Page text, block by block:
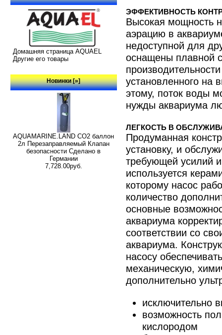
Домашняя страница AQUAEL
Другие его товары
Новинки [»]
AQUAMARINE.LAND CO2 баллон
2л Перезаправляемый Клапан
безопасности Сделано в
Германии
7,728.00руб.
ЭФФЕКТИВНОСТЬ
Высокая мощность
аэрацию в
недоступной для
оснащены плавной
установленного на
этому, поток воды
нужды аквариума
ЛЕГКОСТЬ В
Продуманная
установку, и
требующей усилий
используется
которому насос
количество
основные
аквариума
соответствии со
аквариума.
насосу
механическую,
дополнительно
исключительно
возможность
кислородом